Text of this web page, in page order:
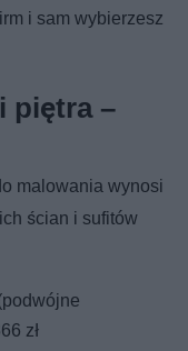
i sam wybierzesz
piętra –
malowania wynosi
ścian i sufitów
zł